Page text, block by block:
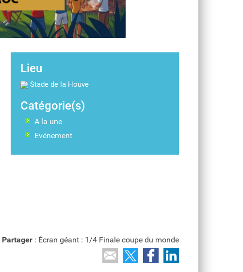
Lieu
Stade de la Houve
Catégorie(s)
A la une
Evénement
Partager : Écran géant : 1/4 Finale coupe du monde